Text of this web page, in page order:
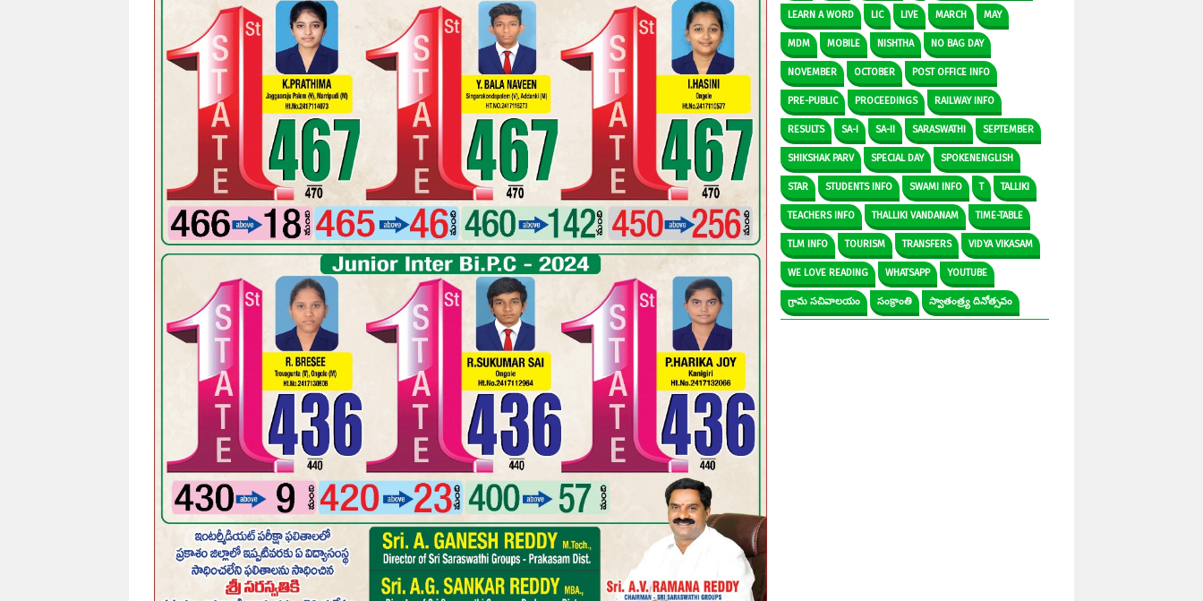
LEARN A WORD LIC LIVE MARCH MAY
MDM MOBILE NISHTHA NO BAG DAY
NOVEMBER OCTOBER POST OFFICE INFO
PRE-PUBLIC PROCEEDINGS RAILWAY INFO
RESULTS SA-I SA-II SARASWATHI SEPTEMBER
SHIKSHAK PARV SPECIAL DAY SPOKENENGLISH
STAR STUDENTS INFO SWAMI INFO T TALLIKI
TEACHERS INFO THALLIKI VANDANAM TIME-TABLE
TLM INFO TOURISM TRANSFERS VIDYA VIKASAM
WE LOVE READING WHATSAPP YOUTUBE
గ్రామ సచివాలయం సంక్రాంతి స్వాతంత్ర్య దినోత్సవం